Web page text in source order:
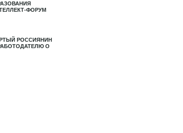
ФОРУМ
РОССИЯНИН
О